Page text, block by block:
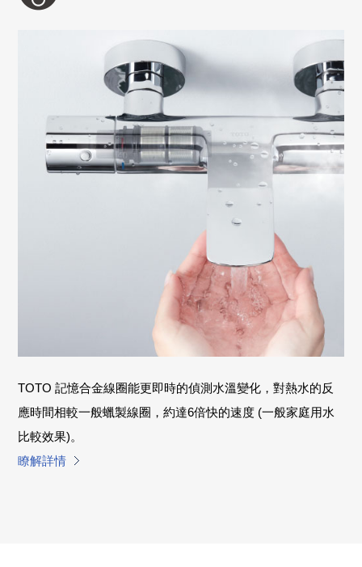
TOTO 記憶合金線圈能更即時的偵測水溫變化，對熱水的反
應時間相較一般蠟製線圈，約達6倍快的速度 (一般家庭用水
比較效果)。
瞭解詳情